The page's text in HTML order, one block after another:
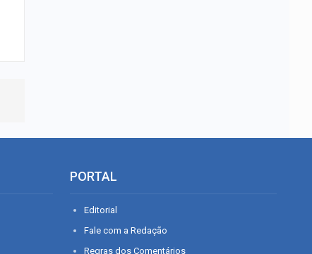
PORTAL
Editorial
Fale com a Redação
Regras dos Comentários